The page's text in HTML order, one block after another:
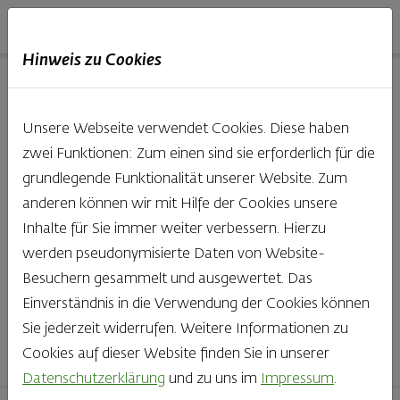
Backstube entdecken
Was gibt es Schöneres, als bei Brot & Gebäck die Qual
der Wahl zu haben? Noch dazu, wenn so großer Wert
auf den kleinen, feinen Unterschied gelegt wird, wie bei
Haubis. Beste Zutaten und Handwerk, das seinen
Namen auch verdient – das schmeckt man einfach!
Finden Sie Ihr Lieblingsprodukt
Hinweis zu Cookies
Unsere Webseite verwendet Cookies. Diese haben
zwei Funktionen: Zum einen sind sie erforderlich für die
grundlegende Funktionalität unserer Website. Zum
anderen können wir mit Hilfe der Cookies unsere
Inhalte für Sie immer weiter verbessern. Hierzu
werden pseudonymisierte Daten von Website-
Besuchern gesammelt und ausgewertet. Das
Einverständnis in die Verwendung der Cookies können
Sie jederzeit widerrufen. Weitere Informationen zu
Cookies auf dieser Website finden Sie in unserer
Datenschutzerklärung und zu uns im Impressum.